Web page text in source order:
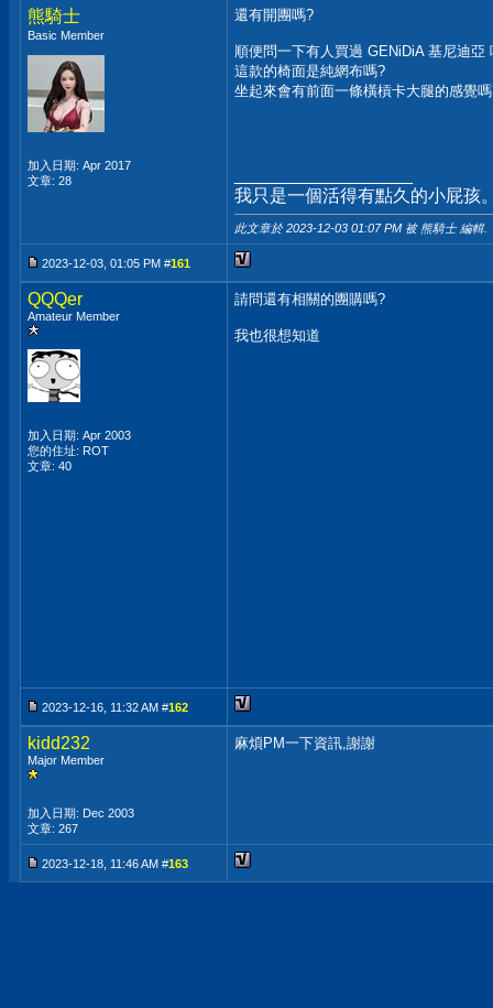
熊騎士
Basic Member
加入日期: Apr 2017
文章: 28
還有開團嗎?
順便問一下有人買過 GENiDiA 基尼迪亞
這款的椅面是純網布嗎?
坐起來會有前面一條橫槓卡大腿的感覺
我只是一個活得有點久的小屁孩
此文章於 2023-12-03 01:07 PM 被 熊騎士 編輯.
2023-12-03, 01:05 PM #161
QQQer
Amateur Member
加入日期: Apr 2003
您的住址: ROT
文章: 40
請問還有相關的團購嗎?
我也很想知道
2023-12-16, 11:32 AM #162
kidd232
Major Member
加入日期: Dec 2003
文章: 267
麻煩PM一下資訊,謝謝
2023-12-18, 11:46 AM #163